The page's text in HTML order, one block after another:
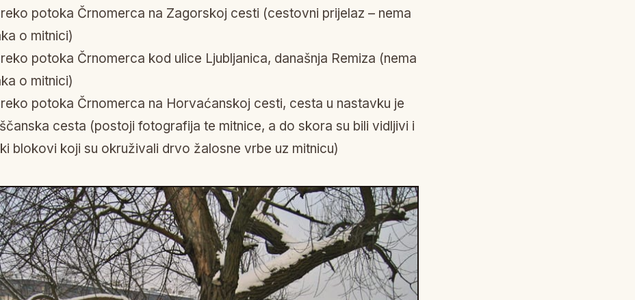
potoka Črnomerca na Zagorskoj cesti (cestovni prijelaz – nema
o mitnici)
potoka Črnomerca kod ulice Ljubljanica, današnja Remiza (nema
o mitnici)
potoka Črnomerca na Horvaćanskoj cesti, cesta u nastavku je
cesta (postoji fotografija te mitnice, a do skora su bili vidljivi i
blokovi koji su okruživali drvo žalosne vrbe uz mitnicu)